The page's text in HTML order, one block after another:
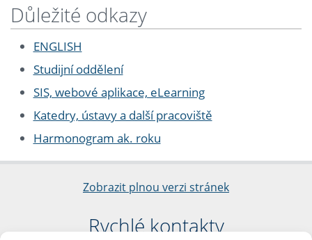
Důležité odkazy
ENGLISH
Studijní oddělení
SIS, webové aplikace, eLearning
Katedry, ústavy a další pracoviště
Harmonogram ak. roku
Zobrazit plnou verzi stránek
Rychlé kontakty